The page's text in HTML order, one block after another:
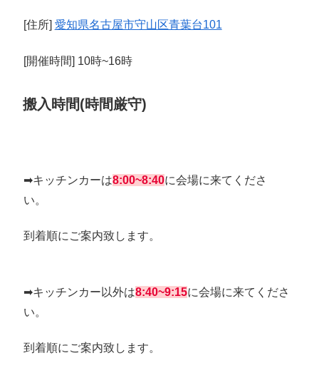
[住所] 愛知県名古屋市守山区青葉台101
[開催時間] 10時~16時
搬入時間(時間厳守)
➡︎キッチンカーは8:00~8:40に会場に来てくださ
い。
到着順にご案内致します。
➡︎キッチンカー以外は8:40~9:15に会場に来てくださ
い。
到着順にご案内致します。